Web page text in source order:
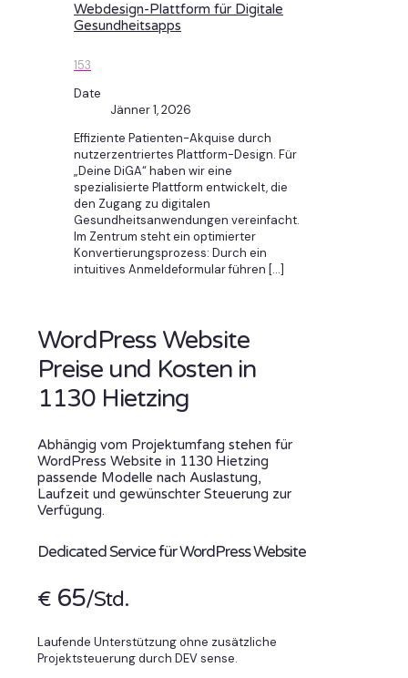
Webdesign-Plattform für Digitale
Gesundheitsapps
153
Date
Jänner 1, 2026
Effiziente Patienten-Akquise durch
nutzerzentriertes Plattform-Design. Für
„Deine DiGA“ haben wir eine
spezialisierte Plattform entwickelt, die
den Zugang zu digitalen
Gesundheitsanwendungen vereinfacht.
Im Zentrum steht ein optimierter
Konvertierungsprozess: Durch ein
intuitives Anmeldeformular führen […]
WordPress Website
Preise und Kosten in
1130 Hietzing
Abhängig vom Projektumfang stehen für
WordPress Website in 1130 Hietzing
passende Modelle nach Auslastung,
Laufzeit und gewünschter Steuerung zur
Verfügung.
Dedicated Service für WordPress Website
€ 65/Std.
Laufende Unterstützung ohne zusätzliche
Projektsteuerung durch DEV sense.